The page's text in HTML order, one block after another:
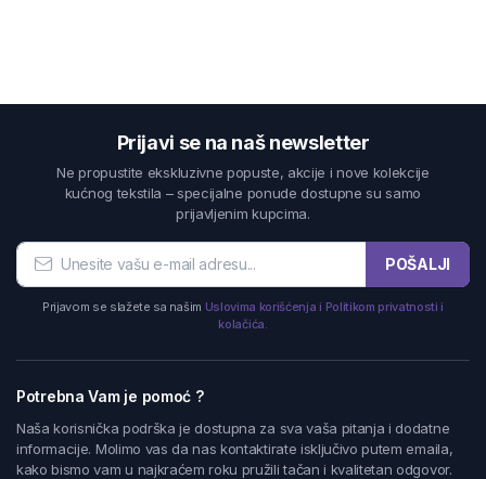
Prijavi se na naš newsletter
Ne propustite ekskluzivne popuste, akcije i nove kolekcije
kućnog tekstila – specijalne ponude dostupne su samo
prijavljenim kupcima.
POŠALJI
Prijavom se slažete sa našim Uslovima korišćenja i Politikom privatnosti i
kolačića.
Potrebna Vam je pomoć ?
Naša korisnička podrška je dostupna za sva vaša pitanja i dodatne
informacije. Molimo vas da nas kontaktirate isključivo putem emaila,
kako bismo vam u najkraćem roku pružili tačan i kvalitetan odgovor.